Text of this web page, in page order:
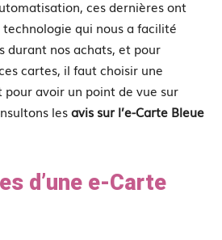
ces dernières ont
qui nous a facilité
durant nos achats, et pour
cartes, il faut choisir une
pour avoir un point de vue sur
lesavis sur l’e-Carte Bleue
d’une e-Carte